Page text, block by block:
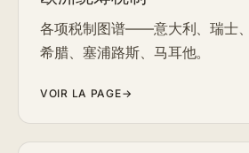
各项税制图谱——意大利、瑞士、
希腊、塞浦路斯、马耳他。
VOIR LA PAGE→